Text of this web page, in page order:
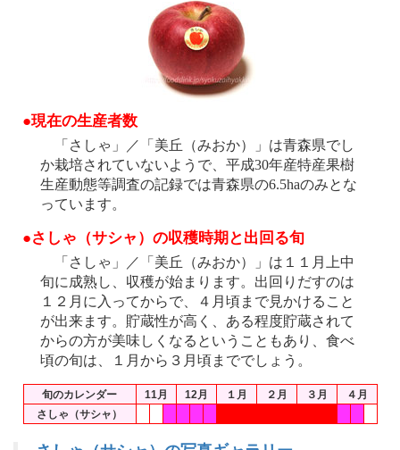
●現在の生産者数
「さしゃ」／「美丘（みおか）」は青森県でし
か栽培されていないようで、平成30年産特産果樹
生産動態等調査の記録では青森県の6.5haのみとな
っています。
●さしゃ（サシャ）の収穫時期と出回る旬
「さしゃ」／「美丘（みおか）」は１１月上中
旬に成熟し、収穫が始まります。出回りだすのは
１２月に入ってからで、４月頃まで見かけること
が出来ます。貯蔵性が高く、ある程度貯蔵されて
からの方が美味しくなるということもあり、食べ
頃の旬は、１月から３月頃まででしょう。
旬のカレンダー 11月 12月 １月 ２月 ３月
４月
さしゃ（サシャ）